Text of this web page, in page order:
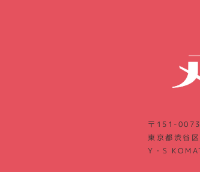
〒151-0073
東京都渋谷
Y・S